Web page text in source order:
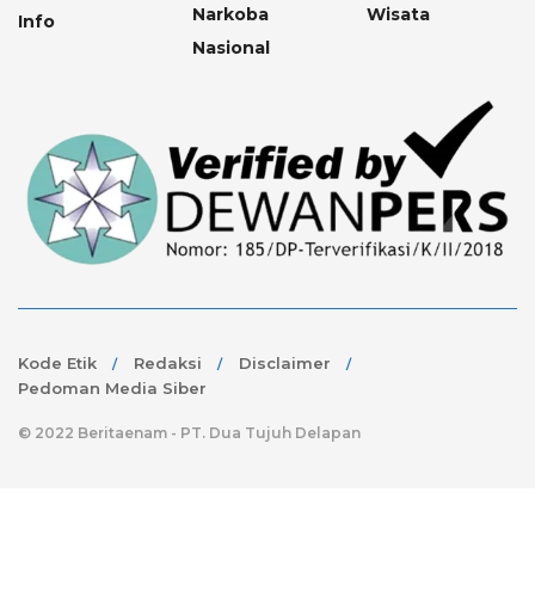
Info
Narkoba
Nasional
Wisata
Kode Etik Redaksi
Disclaimer
Pedoman Media Siber
© 2022 Beritaenam - PT. Dua Tujuh Delapan